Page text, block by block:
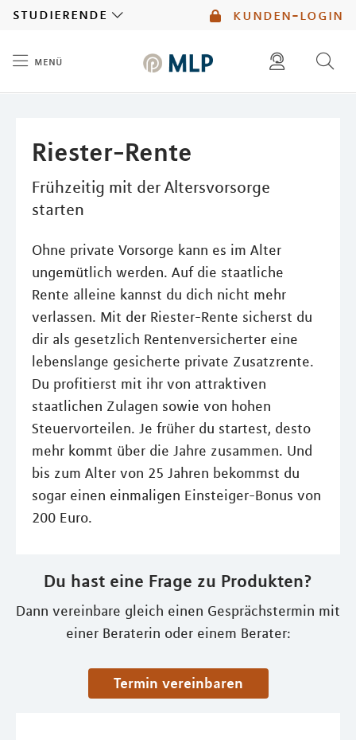
kunden-login
studierende
menü
Riester-Rente
Frühzeitig mit der Altersvorsorge
starten
Ohne private Vorsorge kann es im Alter
ungemütlich werden. Auf die staatliche
Rente alleine kannst du dich nicht mehr
verlassen. Mit der Riester-Rente sicherst du
dir als gesetzlich Rentenversicherter eine
lebenslange gesicherte private Zusatzrente.
Du profitierst mit ihr von attraktiven
staatlichen Zulagen sowie von hohen
Steuervorteilen. Je früher du startest, desto
mehr kommt über die Jahre zusammen. Und
bis zum Alter von 25 Jahren bekommst du
sogar einen einmaligen Einsteiger-Bonus von
200 Euro.
Du hast eine Frage zu Produkten?
Dann vereinbare gleich einen Gesprächstermin mit
einer Beraterin oder einem Berater:
Termin vereinbaren